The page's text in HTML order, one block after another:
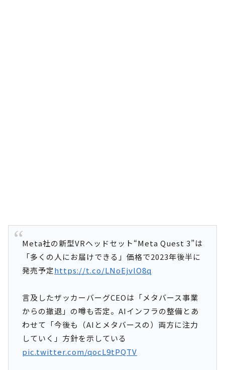
Meta社の新型VRヘッドセット“Meta Quest 3”は
「多くの人にお届けできる」価格で2023年後半に
発売予定https://t.co/LNoEjvlO8q
言及したザッカーバーグCEOは「メタバース事業
からの撤退」の噂も否定。AIインフラの整備とあ
わせて「今後も（AIとメタバースの）両方に注力
していく」方針を示している
pic.twitter.com/qocL9tPQTV